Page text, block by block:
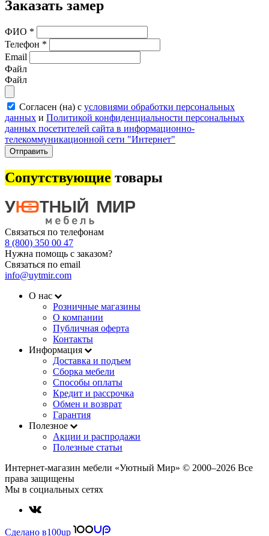
Заказать замер
ФИО *
Телефон *
Email
Файл
Файл
Согласен (на) с условиями обработки персональных
данных и Политикой конфиденциальности персональных
данных посетителей сайта в информационно-
телекоммуникационной сети "Интернет"
Отправить
Сопутствующие товары
Связаться по телефонам
8 (800) 350 00 47
Нужна помощь с заказом?
Связаться по email
info@uytmir.com
О нас
Розничные магазины
О компании
Публичная оферта
Контакты
Информация
Доставка и подъем
Сборка мебели
Способы оплаты
Кредит и рассрочка
Обмен и возврат
Гарантия
Полезное
Акции и распродажи
Полезные статьи
Интернет-магазин мебели «Уютный Мир» © 2000‒2026 Все
права защищены
Мы в социальных сетях
Сделано в100up